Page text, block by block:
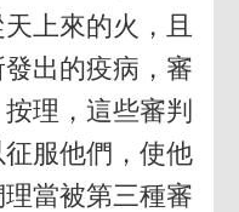
上來的火，且
出的疫病，審
理，這些審判
服他們，使他
當被第三種審